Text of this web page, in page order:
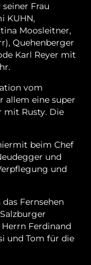
Frau
KUHN,
Moosleitner,
Quehenberger
Karl Reyer mit
vom
allem eine super
mit Rusty. Die
beim Chef
und
und
Fernsehen
Ferdinand
und Tom für die